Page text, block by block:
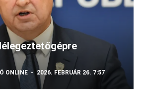
ONLINE 2026. FEBRUÁR 26. 7:57